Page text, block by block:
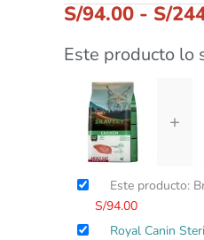
S/94.00 - S/
Este producto lo
+
Este producto:
S/94.00
Royal Canin